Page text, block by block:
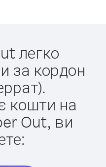
легко
за кордон
кошти на
Out, ви